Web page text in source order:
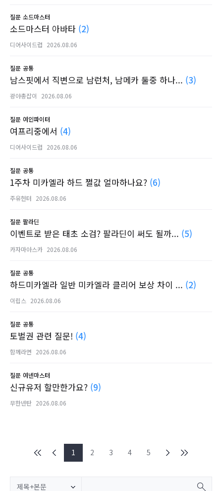
질문 소드마스터
소드마스터 아바타 (2)
디어사이드럽 2026.08.06
질문 공통
남스핏에서 직변으로 남런처, 남메카 둘중 하나... (3)
광야총잡이 2026.08.06
질문 여인파이터
여프리중에서 (4)
디어사이드럽 2026.08.06
질문 공통
1주차 미카엘라 하드 쩔값 얼마하나요? (6)
주유헌터 2026.08.06
질문 팔라딘
이벤트로 받은 태초 소검? 팔라딘이 써도 될까... (5)
카자마아스카 2026.08.06
질문 공통
하드미카엘라 일반 미카엘라 클리어 보상 차이 ... (2)
이립스 2026.08.06
질문 공통
토벌권 관련 질문! (4)
함께라면 2026.08.06
질문 여넨마스터
신규유저 할만한가요? (9)
무한넨탄 2026.08.06
1 2 3 4 5
제목+본문